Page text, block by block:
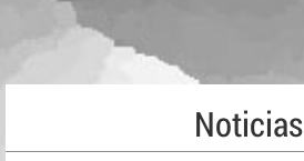
Noticias